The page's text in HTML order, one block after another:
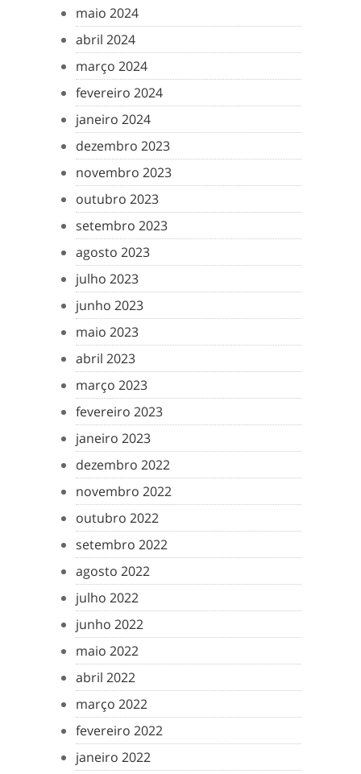
maio 2024
abril 2024
março 2024
fevereiro 2024
janeiro 2024
dezembro 2023
novembro 2023
outubro 2023
setembro 2023
agosto 2023
julho 2023
junho 2023
maio 2023
abril 2023
março 2023
fevereiro 2023
janeiro 2023
dezembro 2022
novembro 2022
outubro 2022
setembro 2022
agosto 2022
julho 2022
junho 2022
maio 2022
abril 2022
março 2022
fevereiro 2022
janeiro 2022